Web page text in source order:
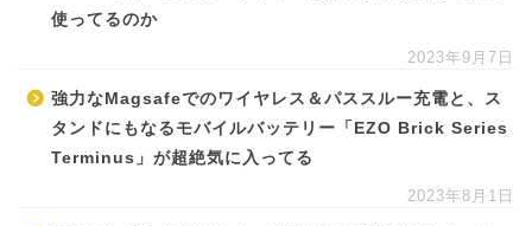
使ってるのか
2023年9月7日
強力なMagsafeでのワイヤレス＆パススルー充電と、ス
タンドにもなるモバイルバッテリー「EZO Brick Series
Terminus」が超絶気に入ってる
2023年8月1日